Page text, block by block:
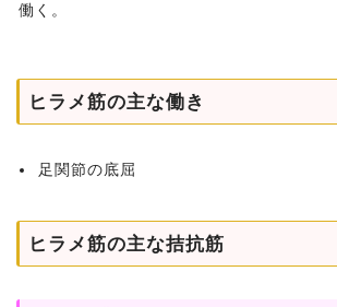
働く。
ヒラメ筋の主な働き
足関節の底屈
ヒラメ筋の主な拮抗筋